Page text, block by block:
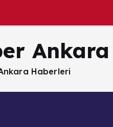
Ankara
Haberleri